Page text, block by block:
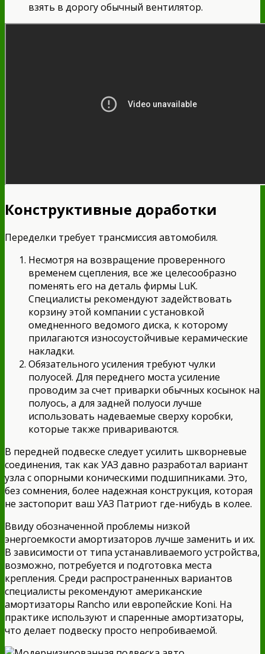
взять в дорогу обычный вентилятор.
Конструктивные доработки
Переделки требует трансмиссия автомобиля.
Несмотря на возвращение проверенного
временем сцепления, все же целесообразно
поменять его на деталь фирмы LuK.
Специалисты рекомендуют задействовать
корзину этой компании с установкой
омедненного ведомого диска, к которому
прилагаются износоустойчивые керамические
накладки.
Обязательного усиления требуют чулки
полуосей. Для переднего моста усиление
проводим за счет приварки обычных косынок на
полуось, а для задней полуоси лучше
использовать надеваемые сверху коробки,
которые также привариваются.
В передней подвеске следует усилить шкворневые
соединения, так как УАЗ давно разработал вариант
узла с опорными коническими подшипниками. Это,
без сомнения, более надежная конструкция, которая
не застопорит ваш УАЗ Патриот где-нибудь в колее.
Ввиду обозначенной проблемы низкой
энергоемкости амортизаторов лучше заменить и их.
В зависимости от типа устанавливаемого устройства,
возможно, потребуется и подготовка места
крепления. Среди распространенных вариантов
специалисты рекомендуют американские
амортизаторы Rancho или европейские Koni. На
практике используют и спаренные амортизаторы,
что делает подвеску просто непробиваемой.